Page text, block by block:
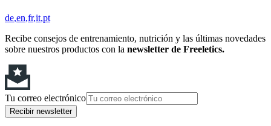
de en fr it pt
Recibe consejos de entrenamiento, nutrición y las últimas novedades
sobre nuestros productos con la newsletter de Freeletics.
Tu correo electrónico
Recibir newsletter